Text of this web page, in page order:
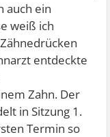
auch ein
weiß ich
entdeckte
Zahn. Der
in Sitzung 1.
Termin so